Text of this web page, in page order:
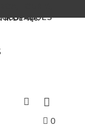
DE 40€.
0